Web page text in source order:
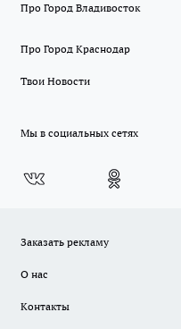
Про Город Владивосток
Про Город Краснодар
Твои Новости
Мы в социальных сетях
Заказать рекламу
О нас
Контакты